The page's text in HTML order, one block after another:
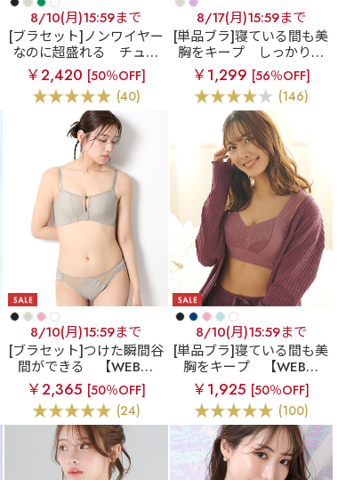
8/10(月)15:59まで
[ブラセット]ノンワイヤー
なのに超盛れる
チュー
ルオーバーラップ ノンワ
イヤー 超盛ブラ(R) ブラ
ジャー&ショーツ
￥2,420 [50％OFF]
(40)
8/17(月)15:59まで
[単品ブラ]寝ている間も美
胸をキープ
しっかり美
胸 夢ごこち 綿混 ナイト
ブラ 単品ブラジャー
￥1,299 [56％OFF]
(146)
8/10(月)15:59まで
[ブラセット]つけた瞬間谷
間ができる
【WEB限
定】デコルテリフト 超盛
ブラ(R) ブラジャー&ショ
ーツ
￥2,365 [50％OFF]
(24)
8/10(月)15:59まで
[単品ブラ]寝ている間も美
胸をキープ
【WEB限
定】さらっと快適 夢ごこ
ち ナイトブラ 単品ブラジ
ャー
￥1,925 [50％OFF]
(100)